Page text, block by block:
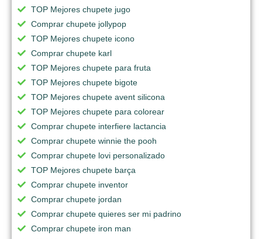
TOP Mejores chupete jugo
Comprar chupete jollypop
TOP Mejores chupete icono
Comprar chupete karl
TOP Mejores chupete para fruta
TOP Mejores chupete bigote
TOP Mejores chupete avent silicona
TOP Mejores chupete para colorear
Comprar chupete interfiere lactancia
Comprar chupete winnie the pooh
Comprar chupete lovi personalizado
TOP Mejores chupete barça
Comprar chupete inventor
Comprar chupete jordan
Comprar chupete quieres ser mi padrino
Comprar chupete iron man